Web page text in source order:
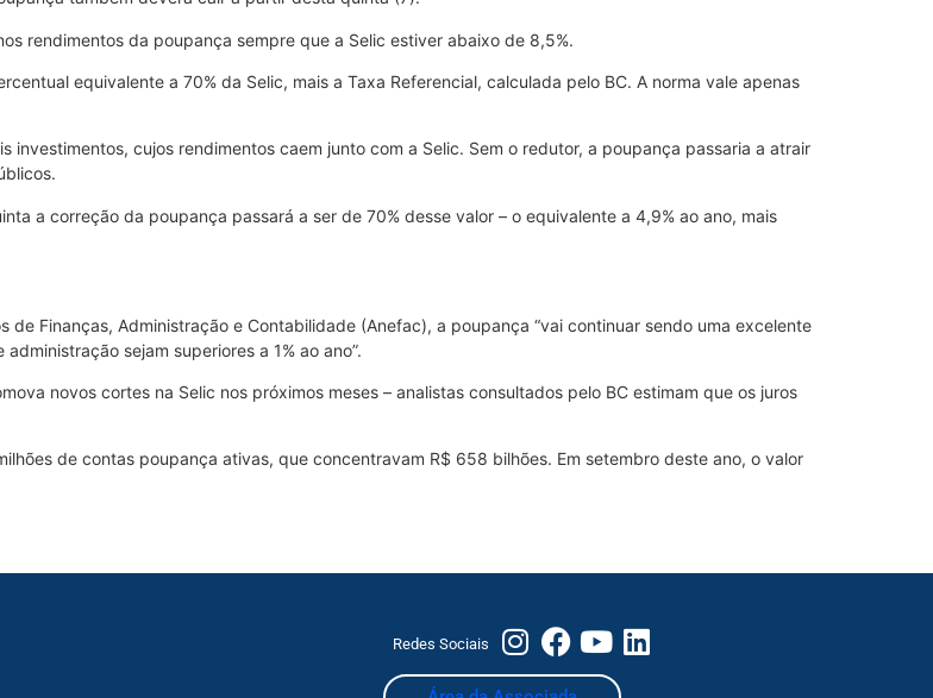
rendimentos da poupança sempre que a Selic estiver abaixo de 8,5%.
equivalente a 70% da Selic, mais a Taxa Referencial, calculada pelo BC. A norma vale apenas
cujos rendimentos caem junto com a Selic. Sem o redutor, a poupança passaria a atrair
a correção da poupança passará a ser de 70% desse valor – o equivalente a 4,9% ao ano, mais
Finanças, Administração e Contabilidade (Anefac), a poupança “vai continuar sendo uma excelente
sejam superiores a 1% ao ano”.
novos cortes na Selic nos próximos meses – analistas consultados pelo BC estimam que os juros
de contas poupança ativas, que concentravam R$ 658 bilhões. Em setembro deste ano, o valor
Redes Sociais